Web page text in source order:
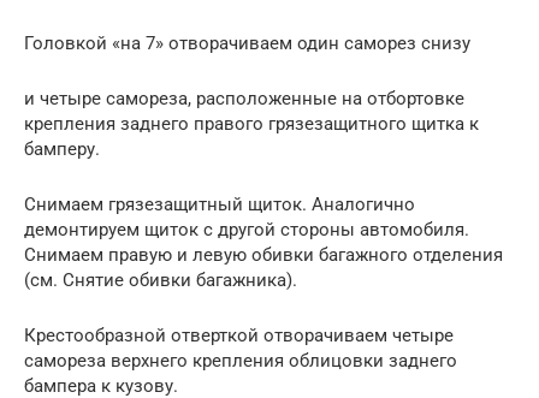
Головкой «на 7» отворачиваем один саморез снизу
и четыре самореза, расположенные на отбортовке
крепления заднего правого грязезащитного щитка к
бамперу.
Снимаем грязезащитный щиток. Аналогично
демонтируем щиток с другой стороны автомобиля.
Снимаем правую и левую обивки багажного отделения
(см. Снятие обивки багажника).
Крестообразной отверткой отворачиваем четыре
самореза верхнего крепления облицовки заднего
бампера к кузову.